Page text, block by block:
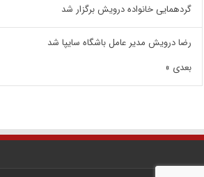
گردهمایی خانواده درویش برگزار شد
رضا درویش مدیر عامل باشگاه سایپا شد
بعدی »